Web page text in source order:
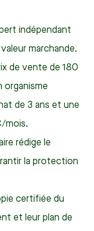
indépendant
marchande.
de vente de 180
de 3 ans et une
mois.
rédige le
la protection
certifiée du
et leur plan de